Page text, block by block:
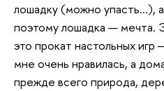
лошадку (можно упасть…), а
поэтому лошадка — мечта.
это прокат настольных
мне очень нравилась, а
прежде всего природа,